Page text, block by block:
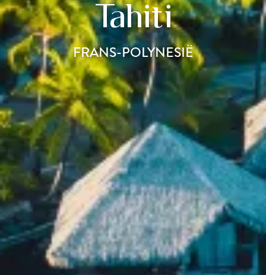
Tahiti
FRANS-POLYNESIË